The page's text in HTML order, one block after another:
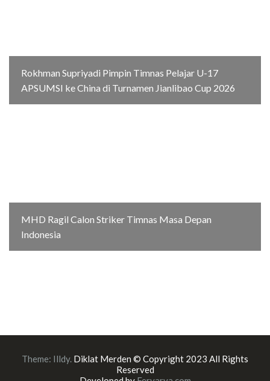
Rokhman Supriyadi Pimpin Timnas Pelajar U-17
APSUMSI ke China di Turnamen Jianlibao Cup 2026
MHD Ragil Calon Striker Timnas Masa Depan
Indonesia
Theme: Illdy. Diklat Merden © Copyright 2023 All Rights
Reserved